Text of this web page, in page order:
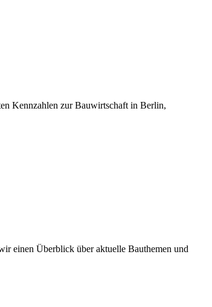
Kennzahlen zur Bauwirtschaft in Berlin,
einen Überblick über aktuelle Bauthemen und